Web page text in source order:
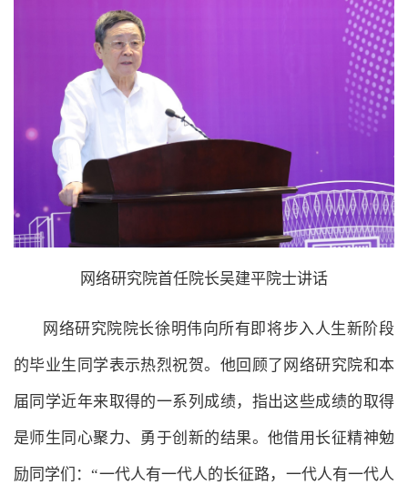
网络研究院首任院长吴建平院士讲话
网络研究院院长徐明伟向所有即将步入人生新阶段
的毕业生同学表示热烈祝贺。他回顾了网络研究院和本
届同学近年来取得的一系列成绩，指出这些成绩的取得
是师生同心聚力、勇于创新的结果。他借用长征精神勉
励同学们：“一代人有一代人的长征路，一代人有一代人